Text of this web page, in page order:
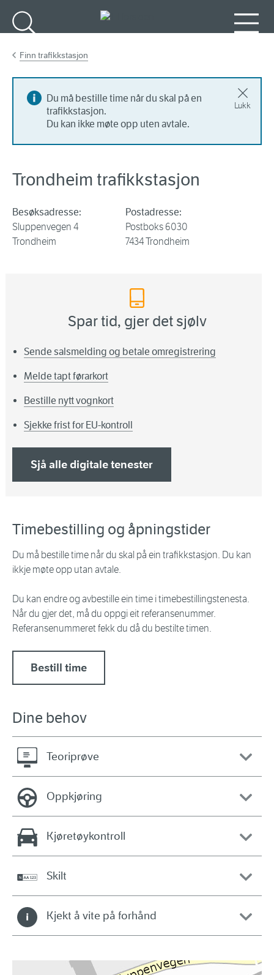
Finn trafikkstasjon
Du må bestille time når du skal på en
trafikkstasjon.
Du kan ikke møte opp uten avtale.
Lukk
Trondheim trafikkstasjon
Besøksadresse:
Sluppenvegen 4
Trondheim
Postadresse:
Postboks 6030
7434 Trondheim
Spar tid, gjer det sjølv
Sende salsmelding og betale omregistrering
Melde tapt førarkort
Bestille nytt vognkort
Sjekke frist for EU-kontroll
Sjå alle digitale tenester
Timebestilling og åpningstider
Du må bestille time når du skal på ein trafikkstasjon. Du kan
ikkje møte opp utan avtale.
Du kan endre og avbestille ein time i timebestillingstenesta.
Når du gjer det, må du oppgi eit referansenummer.
Referansenummeret fekk du då du bestilte timen.
Bestill time
Dine behov
Teoriprøve
Oppkjøring
Kjøretøykontroll
Skilt
Kjekt å vite på forhånd